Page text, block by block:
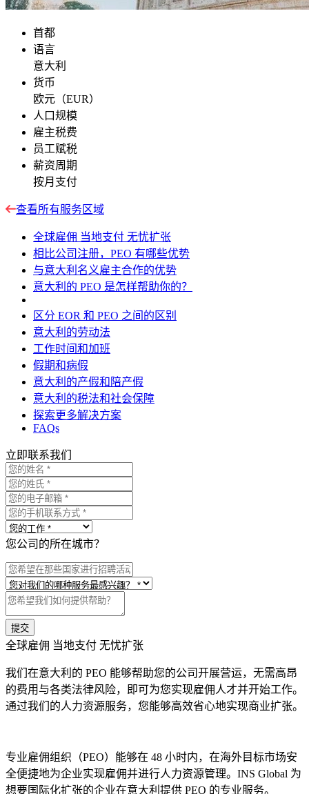
首都
语言
意大利
货币
欧元（EUR）
人口规模
雇主税费
员工赋税
薪资周期
按月支付
查看所有服务区域
全球雇佣 当地支付 无忧扩张
相比公司注册，PEO 有哪些优势
与意大利名义雇主合作的优势
意大利的 PEO 是怎样帮助你的？
区分 EOR 和 PEO 之间的区别
意大利的劳动法
工作时间和加班
假期和病假
意大利的产假和陪产假
意大利的税法和社会保障
探索更多解决方案
FAQs
立即联系我们
您公司的所在城市？
提交
全球雇佣 当地支付 无忧扩张
我们在意大利的 PEO 能够帮助您的公司开展营运，无需高昂
的费用与各类法律风险，即可为您实现雇佣人才并开始工作。
通过我们的人力资源服务，您能够高效省心地实现商业扩张。
专业雇佣组织（PEO）能够在 48 小时内，在海外目标市场安
全便捷地为企业实现雇佣并进行人力资源管理。INS Global 为
想要国际化扩张的企业在意大利提供 PEO 的专业服务。